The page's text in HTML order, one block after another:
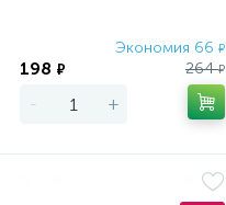
Экономия 66 ₽
198 ₽ 264₽
- +